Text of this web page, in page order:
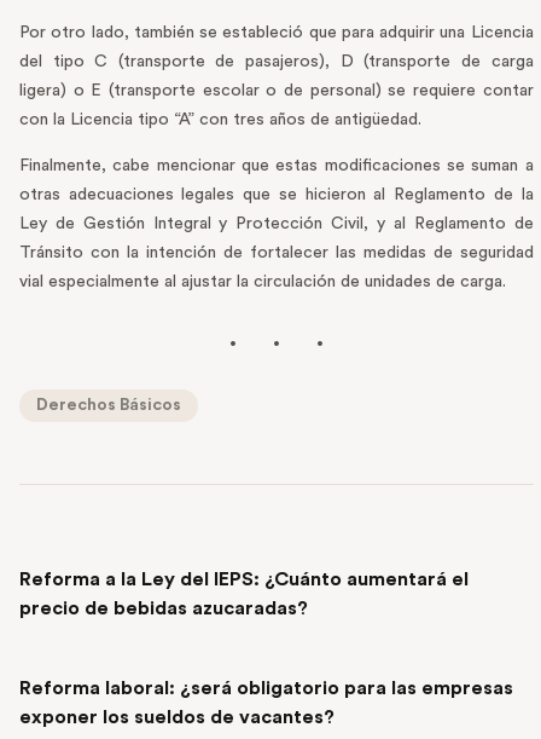
Por otro lado, también se estableció que para adquirir una Licencia
del tipo C (transporte de pasajeros), D (transporte de carga
ligera) o E (transporte escolar o de personal) se requiere contar
con la Licencia tipo “A” con tres años de antigüedad.
Finalmente, cabe mencionar que estas modificaciones se suman a
otras adecuaciones legales que se hicieron al Reglamento de la
Ley de Gestión Integral y Protección Civil, y al Reglamento de
Tránsito con la intención de fortalecer las medidas de seguridad
vial especialmente al ajustar la circulación de unidades de carga.
Derechos Básicos
Reforma a la Ley del IEPS: ¿Cuánto aumentará el
precio de bebidas azucaradas?
Reforma laboral: ¿será obligatorio para las empresas
exponer los sueldos de vacantes?